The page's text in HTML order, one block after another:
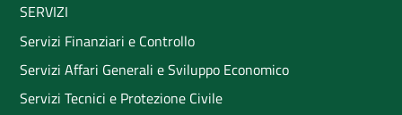
SERVIZI
Servizi Finanziari e Controllo
Servizi Affari Generali e Sviluppo Economico
Servizi Tecnici e Protezione Civile